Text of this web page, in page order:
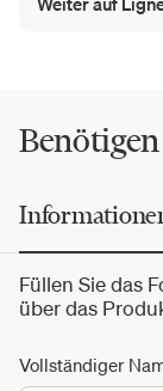
Füllen Sie das
über das
Vollständiger